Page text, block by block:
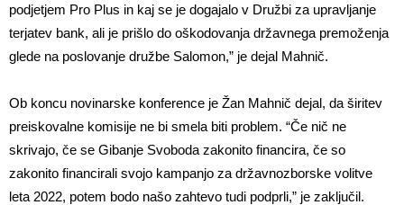
podjetjem Pro Plus in kaj se je dogajalo v Družbi za upravljanje
terjatev bank, ali je prišlo do oškodovanja državnega premoženja
glede na poslovanje družbe Salomon,” je dejal Mahnič.
Ob koncu novinarske konference je Žan Mahnič dejal, da širitev
preiskovalne komisije ne bi smela biti problem. “Če nič ne
skrivajo, če se Gibanje Svoboda zakonito financira, če so
zakonito financirali svojo kampanjo za državnozborske volitve
leta 2022, potem bodo našo zahtevo tudi podprli,” je zaključil.